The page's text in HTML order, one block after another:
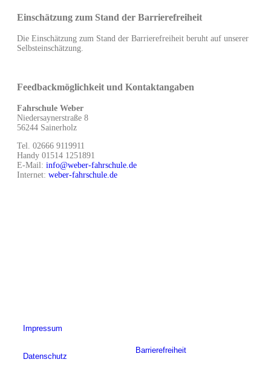
Einschätzung zum Stand der Barrierefreiheit
Die Einschätzung zum Stand der Barrierefreiheit beruht auf unserer
Selbsteinschätzung.
Feedbackmöglichkeit und Kontaktangaben
Fahrschule Weber
Niedersaynerstraße 8
56244 Sainerholz
Tel. 02666 9119911
Handy 01514 1251891
E-Mail: info@weber-fahrschule.de
Internet: weber-fahrschule.de
Impressum
Datenschutz
Barrierefreiheit